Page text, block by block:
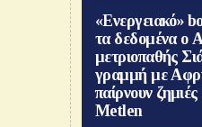
«Ενεργειακό»
τα δεδομένα
μετριοπαθής
γραμμή με
παίρνουν
Metlen